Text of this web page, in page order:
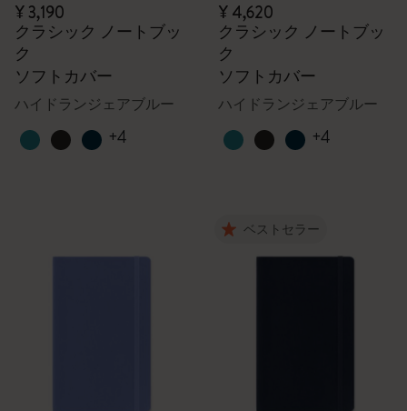
¥ 3,190
クラシック ノートブッ
ク
ソフトカバー
ハイドランジェアブルー
+4
¥ 4,620
クラシック ノートブッ
ク
ソフトカバー
ハイドランジェアブルー
+4
ベストセラー